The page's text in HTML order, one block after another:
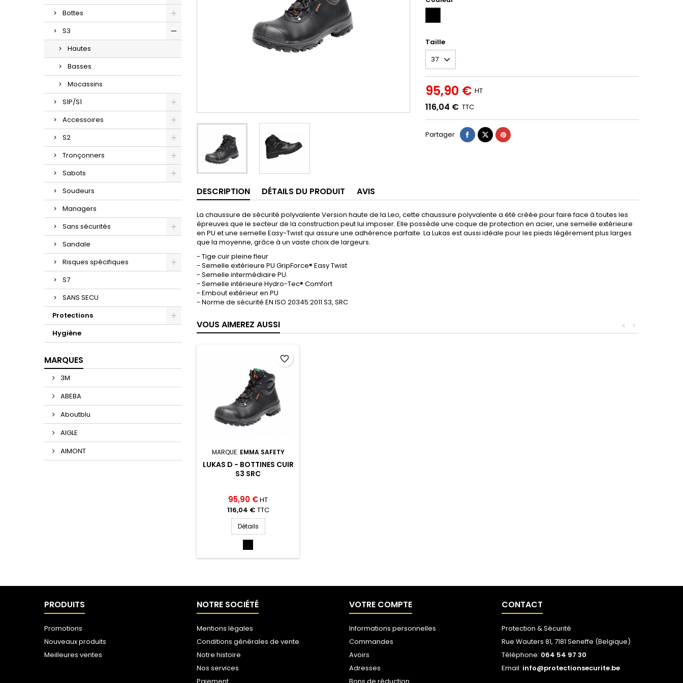
Bottes
S3
Hautes
Basses
Mocassins
S1P/S1
Accessoires
S2
Tronçonners
Sabots
Soudeurs
Managers
Sans sécurités
Sandale
Risques spécifiques
S7
SANS SECU
Protections
Hygiène
MARQUES
3M
ABEBA
Aboutblu
AIGLE
AIMONT
(NOIR)
Taille
95,90 € HT
116,04 € TTC
Partager
DESCRIPTION DÉTAILS DU PRODUIT AVIS
La chaussure de sécurité polyvalente Version haute de la Leo, cette chaussure polyvalente a été créée pour faire face à toutes les
épreuves que le secteur de la construction peut lui imposer. Elle possède une coque de protection en acier, une semelle extérieure
en PU et une semelle Easy-Twist qui assure une adhérence parfaite. La Lukas est aussi idéale pour les pieds légèrement plus larges
que la moyenne, grâce à un vaste choix de largeurs.
- Tige cuir pleine fleur
- Semelle extérieure PU GripForce® Easy Twist
- Semelle intermédiaire PU.
- Semelle intérieure Hydro-Tec® Comfort
- Embout extérieur en PU
- Norme de sécurité EN ISO 20345:2011 S3, SRC
VOUS AIMEREZ AUSSI >
<
MARQUE: EMMA SAFETY
LUKAS D - BOTTINES CUIR
S3 SRC
95,90 €HT
116,04 € TTC
Détails
(NOIR)
favorite_border
PRODUITS
Promotions
Nouveaux produits
Meilleures ventes
NOTRE SOCIÉTÉ
Mentions légales
Conditions générales de vente
Notre histoire
Nos services
VOTRE COMPTE
Informations personnelles
Commandes
Avoirs
Adresses
CONTACT
Protection & Sécurité
Rue Wauters 81, 7181 Seneffe (Belgique)
Téléphone: 064 54 97 30
Email: info@protectionsecurite.be